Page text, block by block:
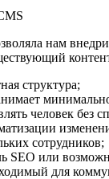
нам
структура;
человек без
сотрудников;
SEO или
для